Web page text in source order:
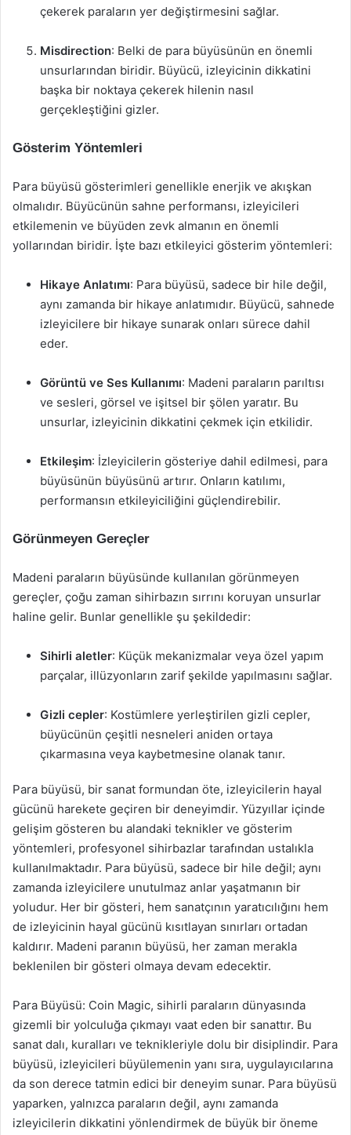
çekerek paraların yer değiştirmesini sağlar.
Misdirection: Belki de para büyüsünün en önemli
unsurlarından biridir. Büyücü, izleyicinin dikkatini
başka bir noktaya çekerek hilenin nasıl
gerçekleştiğini gizler.
Gösterim Yöntemleri
Para büyüsü gösterimleri genellikle enerjik ve akışkan
olmalıdır. Büyücünün sahne performansı, izleyicileri
etkilemenin ve büyüden zevk almanın en önemli
yollarından biridir. İşte bazı etkileyici gösterim yöntemleri:
Hikaye Anlatımı: Para büyüsü, sadece bir hile değil,
aynı zamanda bir hikaye anlatımıdır. Büyücü, sahnede
izleyicilere bir hikaye sunarak onları sürece dahil
eder.
Görüntü ve Ses Kullanımı: Madeni paraların parıltısı
ve sesleri, görsel ve işitsel bir şölen yaratır. Bu
unsurlar, izleyicinin dikkatini çekmek için etkilidir.
Etkileşim: İzleyicilerin gösteriye dahil edilmesi, para
büyüsünün büyüsünü artırır. Onların katılımı,
performansın etkileyiciliğini güçlendirebilir.
Görünmeyen Gereçler
Madeni paraların büyüsünde kullanılan görünmeyen
gereçler, çoğu zaman sihirbazın sırrını koruyan unsurlar
haline gelir. Bunlar genellikle şu şekildedir:
Sihirli aletler: Küçük mekanizmalar veya özel yapım
parçalar, illüzyonların zarif şekilde yapılmasını sağlar.
Gizli cepler: Kostümlere yerleştirilen gizli cepler,
büyücünün çeşitli nesneleri aniden ortaya
çıkarmasına veya kaybetmesine olanak tanır.
Para büyüsü, bir sanat formundan öte, izleyicilerin hayal
gücünü harekete geçiren bir deneyimdir. Yüzyıllar içinde
gelişim gösteren bu alandaki teknikler ve gösterim
yöntemleri, profesyonel sihirbazlar tarafından ustalıkla
kullanılmaktadır. Para büyüsü, sadece bir hile değil; aynı
zamanda izleyicilere unutulmaz anlar yaşatmanın bir
yoludur. Her bir gösteri, hem sanatçının yaratıcılığını hem
de izleyicinin hayal gücünü kısıtlayan sınırları ortadan
kaldırır. Madeni paranın büyüsü, her zaman merakla
beklenilen bir gösteri olmaya devam edecektir.
Para Büyüsü: Coin Magic, sihirli paraların dünyasında
gizemli bir yolculuğa çıkmayı vaat eden bir sanattır. Bu
sanat dalı, kuralları ve teknikleriyle dolu bir disiplindir. Para
büyüsü, izleyicileri büyülemenin yanı sıra, uygulayıcılarına
da son derece tatmin edici bir deneyim sunar. Para büyüsü
yaparken, yalnızca paraların değil, aynı zamanda
izleyicilerin dikkatini yönlendirmek de büyük bir öneme